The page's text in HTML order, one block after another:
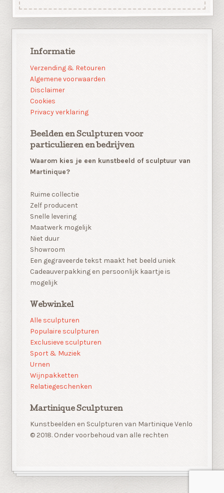
Informatie
Verzending & Retouren
Algemene voorwaarden
Disclaimer
Cookies
Privacy verklaring
Beelden en Sculpturen voor
particulieren en bedrijven
Waarom kies je een kunstbeeld of sculptuur van
Martinique?
Ruime collectie
Zelf producent
Snelle levering
Maatwerk mogelijk
Niet duur
Showroom
Een gegraveerde tekst maakt het beeld uniek
Cadeauverpakking en persoonlijk kaartje is
mogelijk
Webwinkel
Alle sculpturen
Populaire sculpturen
Exclusieve sculpturen
Sport & Muziek
Urnen
Wijnpakketten
Relatiegeschenken
Martinique Sculpturen
Kunstbeelden en Sculpturen van Martinique Venlo
© 2018. Onder voorbehoud van alle rechten